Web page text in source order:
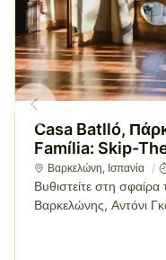
Casa Batlló,
Família: Skip-
Βαρκελώνη, Ισπανία
Βυθιστείτε στη
Βαρκελώνης, Αντόνι